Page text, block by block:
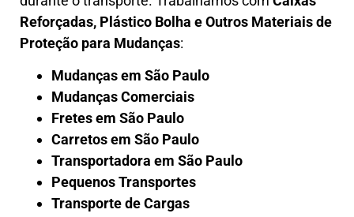
Reforçadas, Plástico Bolha e Outros Materiais de
Proteção para Mudanças:
Mudanças em São Paulo
Mudanças Comerciais
Fretes em São Paulo
Carretos em São Paulo
Transportadora em São Paulo
Pequenos Transportes
Transporte de Cargas